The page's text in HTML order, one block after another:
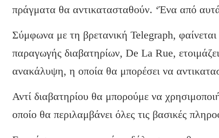
πράγματα θα αντικατασταθούν. ‘Ένα από
Σύμφωνα με τη βρετανική Telegraph,
παραγωγής διαβατηρίων, De La Rue,
ανακάλυψη, η οποία θα μπορέσει να
Αντί διαβατηρίου θα μπορούμε να
οποίο θα περιλαμβάνει όλες τις βασικές